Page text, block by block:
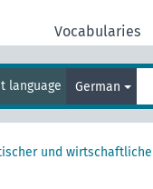
Vocabularies
language German
und